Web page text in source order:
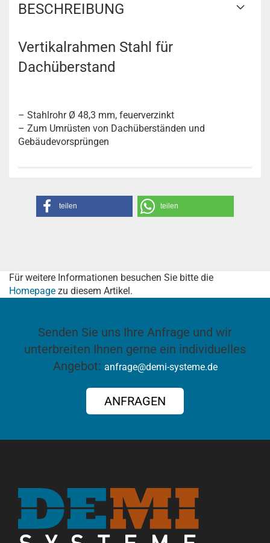
BESCHREIBUNG
Vertikalrahmen Stahl für
Dachüberstand
– Stahlrohr Ø 48,3 mm, feuerverzinkt
– Zum Umrüsten von Dachüberständen und
Gebäudevorsprüngen
teilen teilen
Für weitere Informationen besuchen Sie bitte die
Homepage zu diesem Artikel.
Senden Sie uns Ihre Anfrage und wir
unterbreiten Ihnen gerne ein individuelles
Angebot: anfrage@demi-systeme.de
ANFRAGEN